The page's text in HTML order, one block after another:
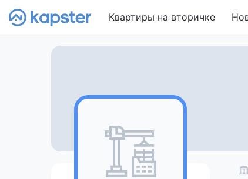
Квартиры на вторичке